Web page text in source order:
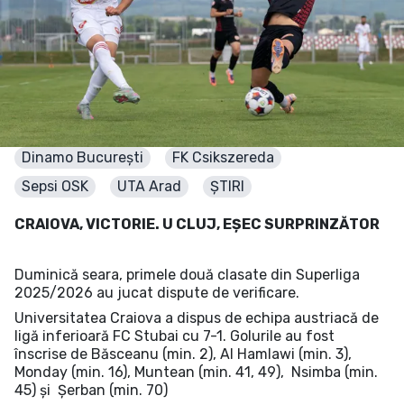
Dinamo București
FK Csikszereda
Sepsi OSK
UTA Arad ȘTIRI
CRAIOVA, VICTORIE. U CLUJ, EȘEC SURPRINZĂTOR
Duminică seara, primele două clasate din Superliga
2025/2026 au jucat dispute de verificare.
Universitatea Craiova a dispus de echipa austriacă de
ligă inferioară FC Stubai cu 7-1. Golurile au fost
înscrise de Băsceanu (min. 2), Al Hamlawi (min. 3),
Monday (min. 16), Muntean (min. 41, 49), Nsimba (min.
45) și Șerban (min. 70)